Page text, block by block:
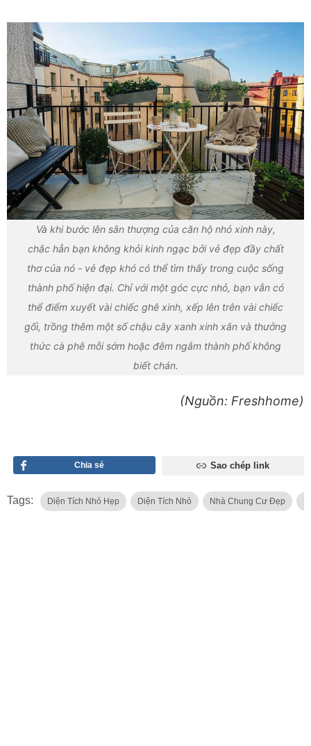
Và khi bước lên sân thượng của căn hộ nhỏ xinh này,
chắc hẳn bạn không khỏi kinh ngạc bởi vẻ đẹp đầy chất
thơ của nó - vẻ đẹp khó có thể tìm thấy trong cuộc sống
thành phố hiện đại. Chỉ với một góc cực nhỏ, bạn vẫn có
thể điểm xuyết vài chiếc ghê xinh, xếp lên trên vài chiếc
gối, trồng thêm một số chậu cây xanh xinh xắn và thưởng
thức cà phê mỗi sớm hoặc đêm ngắm thành phố không
biết chán.
(Nguồn: Freshhome)
Chia sẻ Sao chép link
Tags: Diện Tích Nhỏ Hẹp Diện Tích Nhỏ Nhà Chung Cư Đẹp Ý